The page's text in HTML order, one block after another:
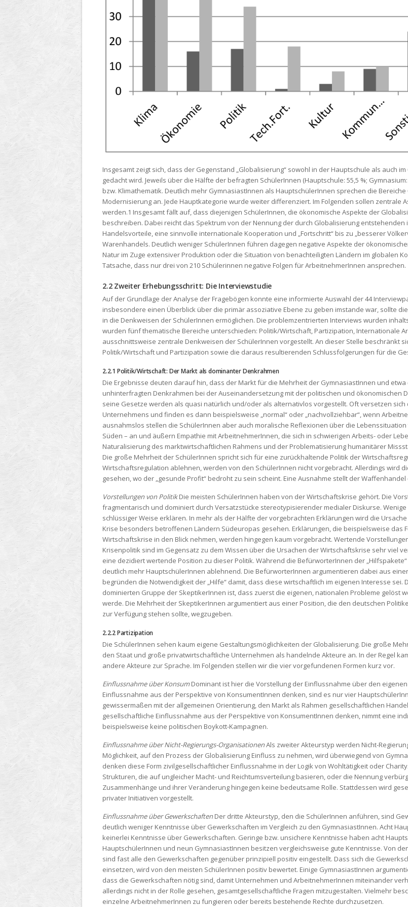
Insgesamt zeigt sich, dass der Gegenstand „Globalisierung“ sowohl in der Hauptschule als auch
gedacht wird. Jeweils über die Hälfte der befragten SchülerInnen (Hauptschule: 55,5 %;
bzw. Klimathematik. Deutlich mehr GymnasiastInnen als HauptschülerInnen sprechen die
Modernisierung an. Jede Hauptkategorie wurde weiter differenziert. Im Folgenden sollen zentrale
werden.1 Insgesamt fällt auf, dass diejenigen SchülerInnen, die ökonomische Aspekte der
beschreiben. Dabei reicht das Spektrum von der Nennung der durch Globalisierung
Handelsvorteile, eine sinnvolle internationale Kooperation und „Fortschritt“ bis zu „besserer
Warenhandels. Deutlich weniger SchülerInnen führen dagegen negative Aspekte der
Natur im Zuge extensiver Produktion oder die Situation von benachteiligten Ländern im globalen
Tatsache, dass nur drei von 210 Schülerinnen negative Folgen für ArbeitnehmerInnen ansprechen.
2.2 Zweiter Erhebungsschritt: Die Interviewstudie
Auf der Grundlage der Analyse der Fragebögen konnte eine informierte Auswahl der 44
insbesondere einen Überblick über die primär assoziative Ebene zu geben imstande war, sollte
in die Denkweisen der SchülerInnen ermöglichen. Die problemzentrierten Interviews wurden
wurden fünf thematische Bereiche unterschieden: Politik/Wirtschaft, Partizipation, Internationale
ausschnittsweise zentrale Denkweisen der SchülerInnen vorgestellt. An dieser Stelle beschränkt
Politik/Wirtschaft und Partizipation sowie die daraus resultierenden Schlussfolgerungen für die
2.2.1 Politik/Wirtschaft: Der Markt als dominanter Denkrahmen
Die Ergebnisse deuten darauf hin, dass der Markt für die Mehrheit der GymnasiastInnen und
unhinterfragten Denkrahmen bei der Auseinandersetzung mit der politischen und ökonomischen
seine Gesetze werden als quasi natürlich und/oder als alternativlos vorgestellt. Oft versetzen
Unternehmens und finden es dann beispielsweise „normal“ oder „nachvollziehbar“, wenn
ausnahmslos stellen die SchülerInnen aber auch moralische Reflexionen über die
Süden – an und äußern Empathie mit ArbeitnehmerInnen, die sich in schwierigen Arbeits- oder
Naturalisierung des marktwirtschaftlichen Rahmens und der Problematisierung humanitärer
Die große Mehrheit der SchülerInnen spricht sich für eine zurückhaltende Politik der
Wirtschaftsregulation ablehnen, werden von den SchülerInnen nicht vorgebracht. Allerdings wird
gesehen, wo der „gesunde Profit“ bedroht zu sein scheint. Eine Ausnahme stellt der
Vorstellungen von PolitikDie meisten SchülerInnen haben von der Wirtschaftskrise gehört. Die
fragmentarisch und dominiert durch Versatzstücke stereotypisierender medialer Diskurse.
schlüssiger Weise erklären. In mehr als der Hälfte der vorgebrachten Erklärungen wird die
Krise besonders betroffenen Ländern Südeuropas gesehen. Erklärungen, die beispielsweise das
Wirtschaftskrise in den Blick nehmen, werden hingegen kaum vorgebracht. Wertende
Krisenpolitik sind im Gegensatz zu dem Wissen über die Ursachen der Wirtschaftskrise sehr viel
eine dezidiert wertende Position zu dieser Politik. Während die BefürworterInnen der
deutlich mehr HauptschülerInnen ablehnend. Die BefürworterInnen argumentieren dabei aus
begründen die Notwendigkeit der „Hilfe“ damit, dass diese wirtschaftlich im eigenen Interesse
dominierten Gruppe der SkeptikerInnen ist, dass zuerst die eigenen, nationalen Probleme gelöst
werde. Die Mehrheit der SkeptikerInnen argumentiert aus einer Position, die den deutschen
zur Verfügung stehen sollte, wegzugeben.
2.2.2 Partizipation
Die SchülerInnen sehen kaum eigene Gestaltungsmöglichkeiten der Globalisierung. Die große
den Staat und große privatwirtschaftliche Unternehmen als handelnde Akteure an. In der Regel
andere Akteure zur Sprache. Im Folgenden stellen wir die vier vorgefundenen Formen kurz vor.
Einflussnahme über KonsumDominant ist hier die Vorstellung der Einflussnahme über den
Einflussnahme aus der Perspektive von KonsumentInnen denken, sind es nur vier
gewissermaßen mit der allgemeinen Orientierung, den Markt als Rahmen gesellschaftlichen
gesellschaftliche Einflussnahme aus der Perspektive von KonsumentInnen denken, nimmt eine
beispielsweise keine politischen Boykott-Kampagnen.
Einflussnahme über Nicht-Regierungs-OrganisationenAls zweiter Akteurstyp werden Nicht-
Möglichkeit, auf den Prozess der Globalisierung Einfluss zu nehmen, wird überwiegend von
denken diese Form zivilgesellschaftlicher Einflussnahme in der Logik von Wohltätigkeit oder
Strukturen, die auf ungleicher Macht- und Reichtumsverteilung basieren, oder die Nennung
Zusammenhänge und ihrer Veränderung hingegen keine bedeutsame Rolle. Stattdessen wird
privater Initiativen vorgestellt.
Einflussnahme über Gewerkschaften Der dritte Akteurstyp, den die SchülerInnen anführen, sind
deutlich weniger Kenntnisse über Gewerkschaften im Vergleich zu den GymnasiastInnen. Acht
keinerlei Kenntnisse über Gewerkschaften. Geringe bzw. unsichere Kenntnisse haben acht
HauptschülerInnen und neun GymnasiastInnen besitzen vergleichsweise gute Kenntnisse. Von
sind fast alle den Gewerkschaften gegenüber prinzipiell positiv eingestellt. Dass sich die
einsetzen, wird von den meisten SchülerInnen positiv bewertet. Einige GymnasiastInnen
dass die Gewerkschaften nötig sind, damit Unternehmen und ArbeitnehmerInnen miteinander
allerdings nicht in der Rolle gesehen, gesamtgesellschaftliche Fragen mitzugestalten. Vielmehr
einzelne ArbeitnehmerInnen zu fungieren oder bereits bestehende Rechte durchzusetzen.